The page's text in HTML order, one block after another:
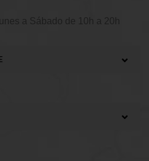
a Sábado de 10h a 20h